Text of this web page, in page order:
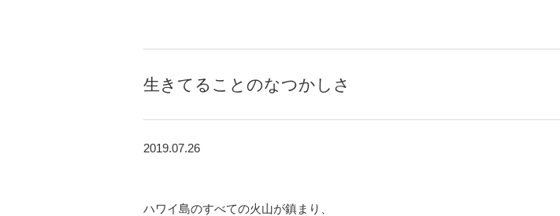
生きてることのなつかしさ
2019.07.26
ハワイ島のすべての火山が鎮まり、